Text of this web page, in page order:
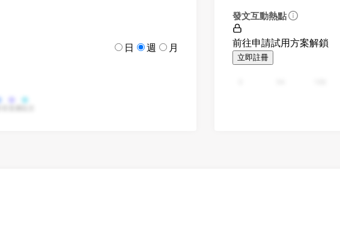
日 週 月
發文互動熱點
前往申請試用方案解鎖
立即註冊